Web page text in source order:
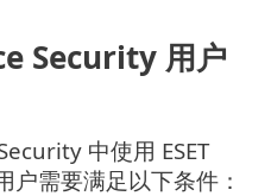
Security 用户
中使用 ESET
需要满足以下条件：